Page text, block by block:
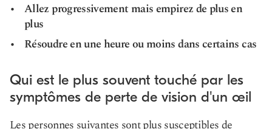
Allez progressivement mais empirez de plus en
plus
Résoudre en une heure ou moins dans certains cas
Qui est le plus souvent touché par les
symptômes de perte de vision d'un œil
Les personnes suivantes sont plus susceptibles de